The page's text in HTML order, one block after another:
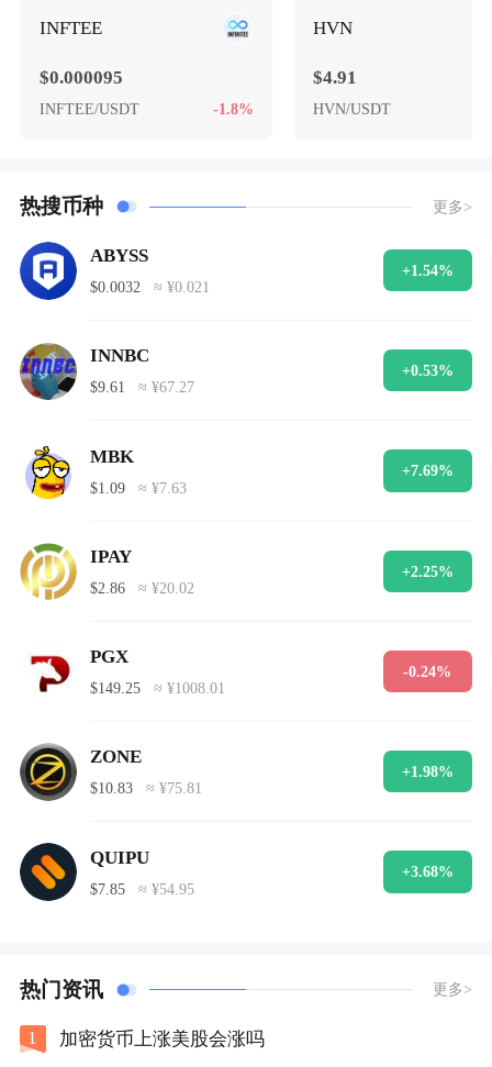
INFTEE
$0.000095
INFTEE/USDT -1.8%
HVN
$4.91
HVN/USDT
热搜币种 更多>
ABYSS
$0.0032 ≈ ¥0.021
+1.54%
INNBC
$9.61 ≈ ¥67.27
+0.53%
MBK
$1.09 ≈ ¥7.63
+7.69%
IPAY
$2.86 ≈ ¥20.02
+2.25%
PGX
$149.25 ≈ ¥1008.01
-0.24%
ZONE
$10.83 ≈ ¥75.81
+1.98%
QUIPU
$7.85 ≈ ¥54.95
+3.68%
热门资讯 更多>
1 加密货币上涨美股会涨吗